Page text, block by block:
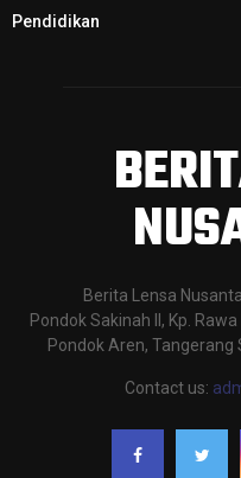
Pendidikan
Berita Lensa
Pondok Sakinah II, Kp.
Pondok Aren, Tangerang
Contact us: